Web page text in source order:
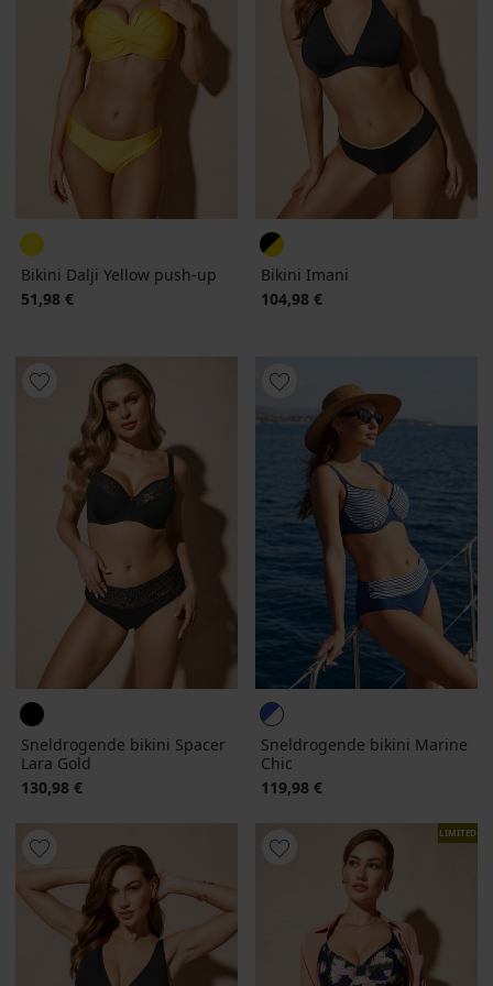
Bikini Dalji Yellow push-up
51,98 €
Bikini Imani
104,98 €
Sneldrogende bikini Spacer
Lara Gold
130,98 €
Sneldrogende bikini Marine
Chic
119,98 €
LIMITED